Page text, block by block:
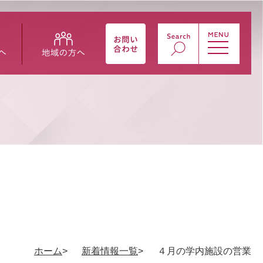
ホーム 新着情報一覧 ４月の学内施設の営業